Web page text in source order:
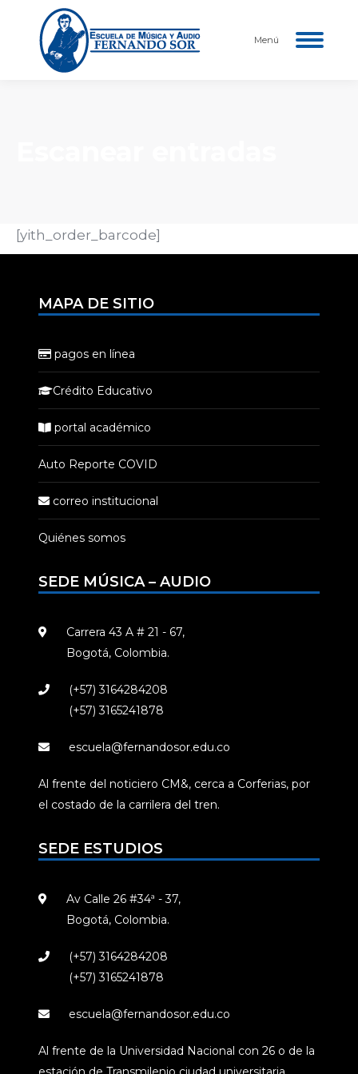
Menú
[yith_order_barcode]
MAPA DE SITIO
pagos en línea
Crédito Educativo
portal académico
Auto Reporte COVID
correo institucional
Quiénes somos
SEDE MÚSICA – AUDIO
Carrera 43 A # 21 - 67,
Bogotá, Colombia.
(+57) 3164284208
(+57) 3165241878
escuela@fernandosor.edu.co
Al frente del noticiero CM&, cerca a Corferias, por
el costado de la carrilera del tren.
SEDE ESTUDIOS
Av Calle 26 #34ª - 37,
Bogotá, Colombia.
(+57) 3164284208
(+57) 3165241878
escuela@fernandosor.edu.co
Al frente de la Universidad Nacional con 26 o de la